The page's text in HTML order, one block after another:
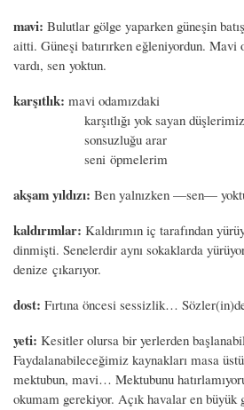
mavi: Bulutlar gölge yaparken güneşin
aitti. Güneşi batırırken eğleniyordun. Mavi
vardı, sen yoktun.
karşıtlık: mavi odamızdaki
karşıtlığı yok sayan
sonsuzluğu arar
seni öpmelerim
akşam yıldızı: Ben yalnızken —sen—
kaldırımlar: Kaldırımın iç tarafından
dinmişti. Senelerdir aynı sokaklarda
denize çıkarıyor.
dost: Fırtına öncesi sessizlik…
yeti: Kesitler olursa bir yerlerden
Faydalanabileceğimiz kaynakları masa
mektubun, mavi… Mektubunu
okumam gerekiyor. Açık havalar en büyük